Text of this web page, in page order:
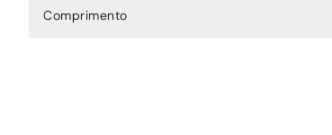
Comprimento